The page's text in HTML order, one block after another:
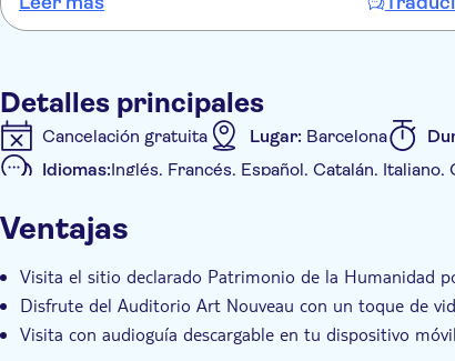
Detalles principales
Cancelación gratuita Lugar: Barcelona
Idiomas:Inglés, Francés, Español, Catalán,
Detalles extra
Confirmación al momento Gratis para niños
Visita con audioguía
Con audioguía
Ventajas
Visita el sitio declarado Patrimonio de la Humanidad
Disfrute del Auditorio Art Nouveau con un toque de
Visita con audioguía descargable en tu dispositivo